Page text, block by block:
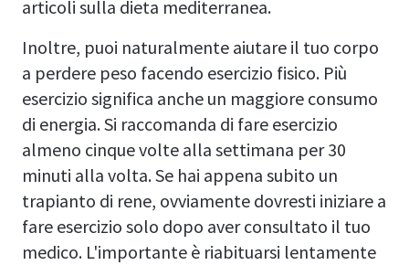
articoli sulla dieta mediterranea.
Inoltre, puoi naturalmente aiutare il tuo corpo
a perdere peso facendo esercizio fisico. Più
esercizio significa anche un maggiore consumo
di energia. Si raccomanda di fare esercizio
almeno cinque volte alla settimana per 30
minuti alla volta. Se hai appena subito un
trapianto di rene, ovviamente dovresti iniziare a
fare esercizio solo dopo aver consultato il tuo
medico. L'importante è riabituarsi lentamente